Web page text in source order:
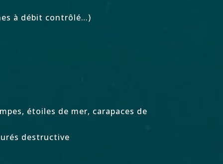
à débit contrôlé…)
étoiles de mer, carapaces de
destructive